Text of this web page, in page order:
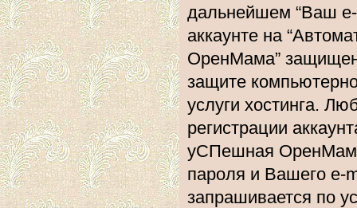
дальнейшем “Ваш
аккаунте на
ОренМама”
защите
услуги хостинга.
регистрации
уСПешная
пароля и Вашего e-
запрашивается по